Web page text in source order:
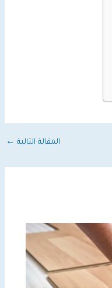
المقالة التالية ←